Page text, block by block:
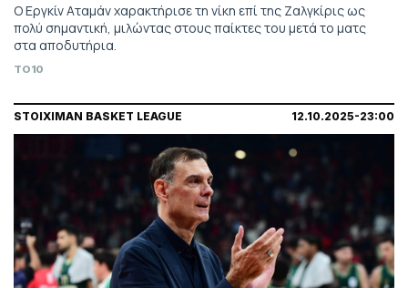
Ο Εργκίν Αταμάν χαρακτήρισε τη νίκη επί της Ζαλγκίρις ως
πολύ σημαντική, μιλώντας στους παίκτες του μετά το ματς
στα αποδυτήρια.
TO10
STOIXIMAN BASKET LEAGUE 12.10.2025-23:00